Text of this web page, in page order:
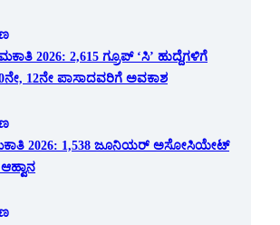
2026: 2,615 ಗ್ರೂಪ್ ‘ಸಿ’ ಹುದ್ದೆಗಳಿಗೆ
12ನೇ ಪಾಸಾದವರಿಗೆ ಅವಕಾಶ
2026: 1,538 ಜೂನಿಯರ್ ಅಸೋಸಿಯೇಟ್